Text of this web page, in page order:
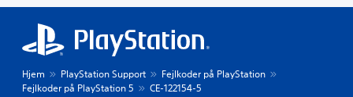
Hjem PlayStation Support
Fejlkoder på PlayStation
Fejlkoder på PlayStation 5
CE-122154-5